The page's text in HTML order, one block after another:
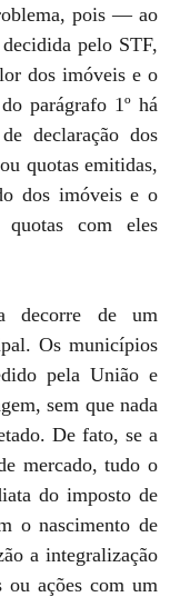
pois — ao
pelo STF,
dos imóveis e o
parágrafo 1º há
declaração dos
quotas emitidas,
dos imóveis e o
com eles
decorre de um
Os municípios
pela União e
sem que nada
De fato, se a
mercado, tudo o
do imposto de
o nascimento de
a integralização
ações com um